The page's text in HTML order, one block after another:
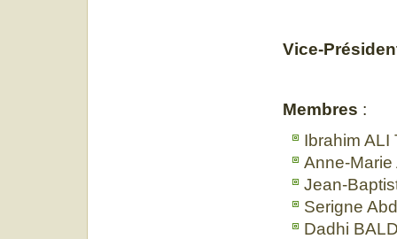
Vice-
Membres :
Ibrahim ALI
Anne-Marie
Jean-
Serigne
Dadhi